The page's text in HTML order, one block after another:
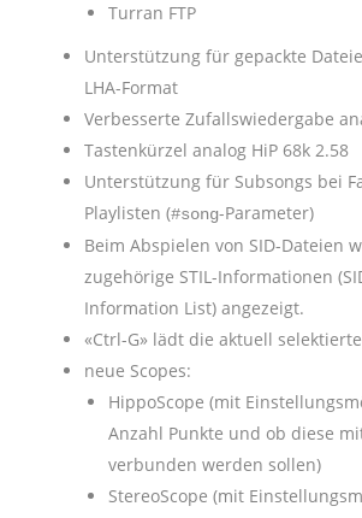
Turran FTP
Unterstützung für gepackte
LHA-Format
Verbesserte Zufallswiedergabe
Tastenkürzel analog HiP 68k 2.58
Unterstützung für Subsongs bei
Playlisten (#song-Parameter)
Beim Abspielen von SID-Dateien
zugehörige STIL-Informationen
Information List) angezeigt.
«Ctrl-G» lädt die aktuell
neue Scopes:
HippoScope (mit
Anzahl Punkte und ob diese
verbunden werden sollen)
StereoScope (mit